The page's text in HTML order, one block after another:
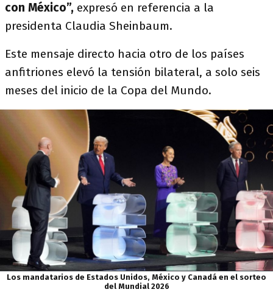
con México”, expresó en referencia a la
presidenta Claudia Sheinbaum.
Este mensaje directo hacia otro de los países
anfitriones elevó la tensión bilateral, a solo seis
meses del inicio de la Copa del Mundo.
Los mandatarios de Estados Unidos, México y Canadá en el sorteo
del Mundial 2026